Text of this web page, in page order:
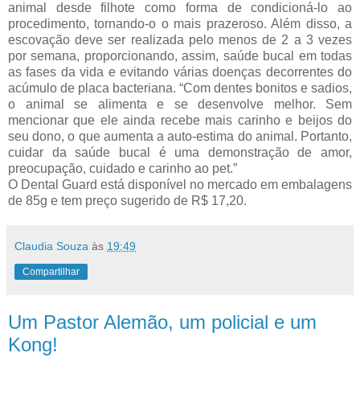
animal desde filhote como forma de condicioná-lo ao
procedimento, tornando-o o mais prazeroso. Além disso, a
escovação deve ser realizada pelo menos de 2 a 3 vezes
por semana, proporcionando, assim, saúde bucal em todas
as fases da vida e evitando várias doenças decorrentes do
acúmulo de placa bacteriana. “Com dentes bonitos e sadios,
o animal se alimenta e se desenvolve melhor. Sem
mencionar que ele ainda recebe mais carinho e beijos do
seu dono, o que aumenta a auto-estima do animal. Portanto,
cuidar da saúde bucal é uma demonstração de amor,
preocupação, cuidado e carinho ao pet.”
O Dental Guard está disponível no mercado em embalagens
de 85g e tem preço sugerido de R$ 17,20.
Claudia Souza às 19:49
Compartilhar
Um Pastor Alemão, um policial e um
Kong!